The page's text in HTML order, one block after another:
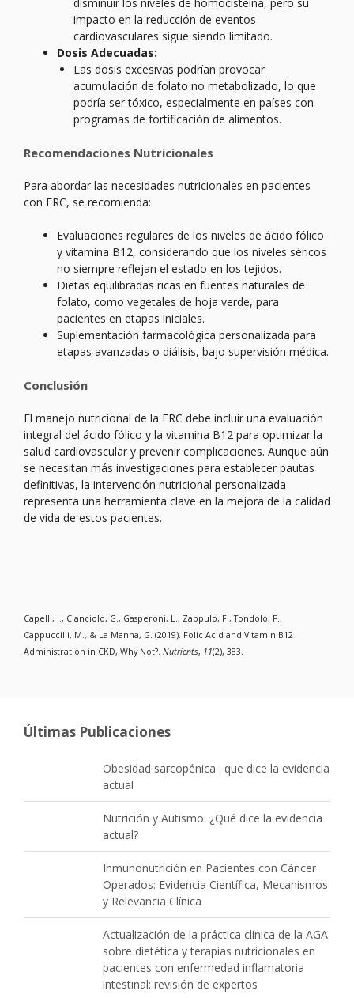
impacto en la reducción de eventos
cardiovasculares sigue siendo limitado.
Dosis Adecuadas:
Las dosis excesivas podrían provocar
acumulación de folato no metabolizado, lo que
podría ser tóxico, especialmente en países con
programas de fortificación de alimentos.
Recomendaciones Nutricionales
Para abordar las necesidades nutricionales en pacientes
con ERC, se recomienda:
Evaluaciones regulares de los niveles de ácido fólico
y vitamina B12, considerando que los niveles séricos
no siempre reflejan el estado en los tejidos.
Dietas equilibradas ricas en fuentes naturales de
folato, como vegetales de hoja verde, para
pacientes en etapas iniciales.
Suplementación farmacológica personalizada para
etapas avanzadas o diálisis, bajo supervisión médica.
Conclusión
El manejo nutricional de la ERC debe incluir una evaluación
integral del ácido fólico y la vitamina B12 para optimizar la
salud cardiovascular y prevenir complicaciones. Aunque aún
se necesitan más investigaciones para establecer pautas
definitivas, la intervención nutricional personalizada
representa una herramienta clave en la mejora de la calidad
de vida de estos pacientes.
Capelli, I., Cianciolo, G., Gasperoni, L., Zappulo, F., Tondolo, F.,
Cappuccilli, M., & La Manna, G. (2019). Folic Acid and Vitamin B12
Administration in CKD, Why Not?. Nutrients, 11(2), 383.
Últimas Publicaciones
Obesidad sarcopénica : que dice la evidencia
actual
Nutrición y Autismo: ¿Qué dice la evidencia
actual?
Inmunonutrición en Pacientes con Cáncer
Operados: Evidencia Científica, Mecanismos
y Relevancia Clínica
Actualización de la práctica clínica de la AGA
sobre dietética y terapias nutricionales en
pacientes con enfermedad inflamatoria
intestinal: revisión de expertos